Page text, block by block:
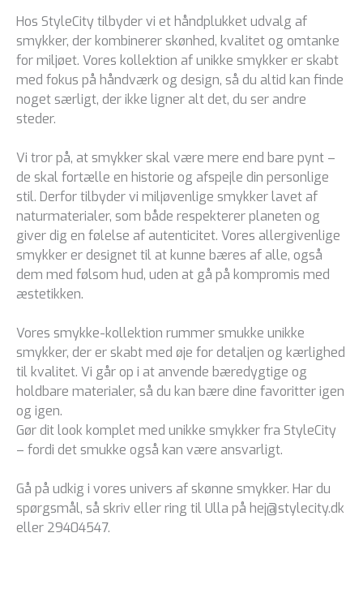
Hos StyleCity tilbyder vi et håndplukket udvalg af
smykker, der kombinerer skønhed, kvalitet og omtanke
for miljøet. Vores kollektion af unikke smykker er skabt
med fokus på håndværk og design, så du altid kan finde
noget særligt, der ikke ligner alt det, du ser andre
steder.
Vi tror på, at smykker skal være mere end bare pynt –
de skal fortælle en historie og afspejle din personlige
stil. Derfor tilbyder vi miljøvenlige smykker lavet af
naturmaterialer, som både respekterer planeten og
giver dig en følelse af autenticitet. Vores allergivenlige
smykker er designet til at kunne bæres af alle, også
dem med følsom hud, uden at gå på kompromis med
æstetikken.
Vores smykke-kollektion rummer smukke unikke
smykker, der er skabt med øje for detaljen og kærlighed
til kvalitet. Vi går op i at anvende bæredygtige og
holdbare materialer, så du kan bære dine favoritter igen
og igen.
Gør dit look komplet med unikke smykker fra StyleCity
– fordi det smukke også kan være ansvarligt.
Gå på udkig i vores univers af skønne smykker. Har du
spørgsmål, så skriv eller ring til Ulla på hej@stylecity.dk
eller 29404547.